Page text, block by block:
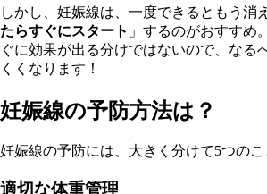
しかし、妊娠線は、一度できるともう消
たらすぐにスタート 」するのがおすすめ
ぐに効果が出る分けではないので、なる
くくなります！
妊娠線の予防方法は？
妊娠線の予防には、大きく分けて5つのこ
適切な体重管理